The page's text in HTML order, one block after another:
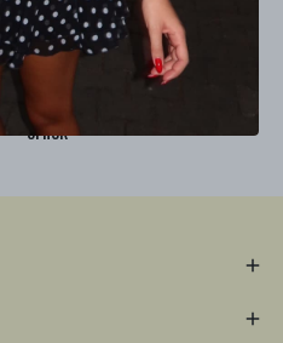
%100 KETEN SALAŞ GÖMLEK - Bej
₺ 2,099.99
₺ 1,469.99
örnek